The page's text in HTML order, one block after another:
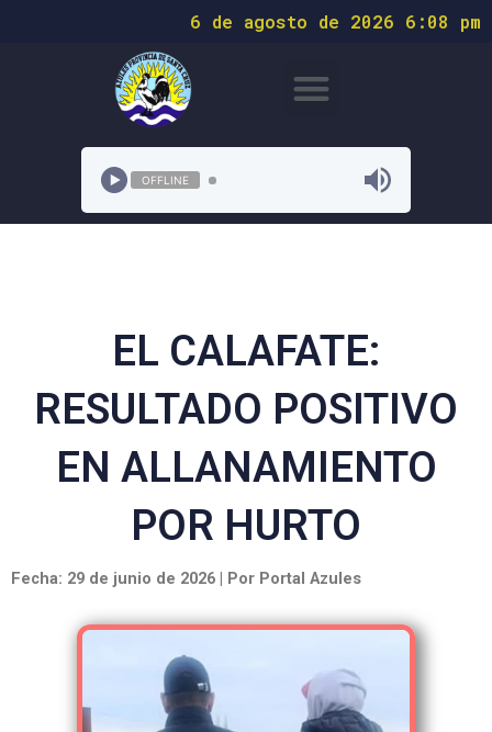
6 de agosto de 2026 6:08 pm
OFFLINE
EL CALAFATE:
RESULTADO POSITIVO
EN ALLANAMIENTO
POR HURTO
Fecha: 29 de junio de 2026 | Por Portal Azules